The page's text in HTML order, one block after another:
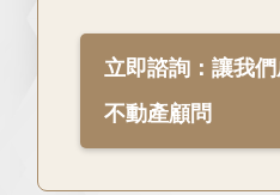
立即諮詢：讓我
不動產顧問